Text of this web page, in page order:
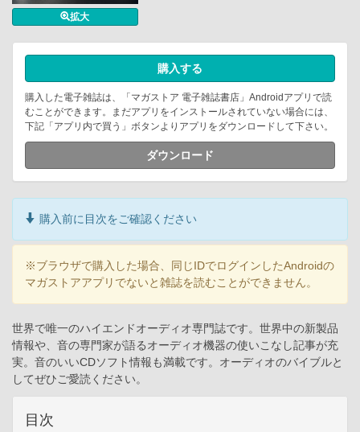
拡大
購入する
購入した電子雑誌は、「マガストア 電子雑誌書店」Androidアプリで読
むことができます。まだアプリをインストールされていない場合には、
下記「アプリ内で買う」ボタンよりアプリをダウンロードして下さい。
ダウンロード
購入前に目次をご確認ください
※ブラウザで購入した場合、同じIDでログインしたAndroidの
マガストアアプリでないと雑誌を読むことができません。
世界で唯一のハイエンドオーディオ専門誌です。世界中の新製品
情報や、音の専門家が語るオーディオ機器の使いこなし記事が充
実。音のいいCDソフト情報も満載です。オーディオのバイブルと
してぜひご愛読ください。
目次